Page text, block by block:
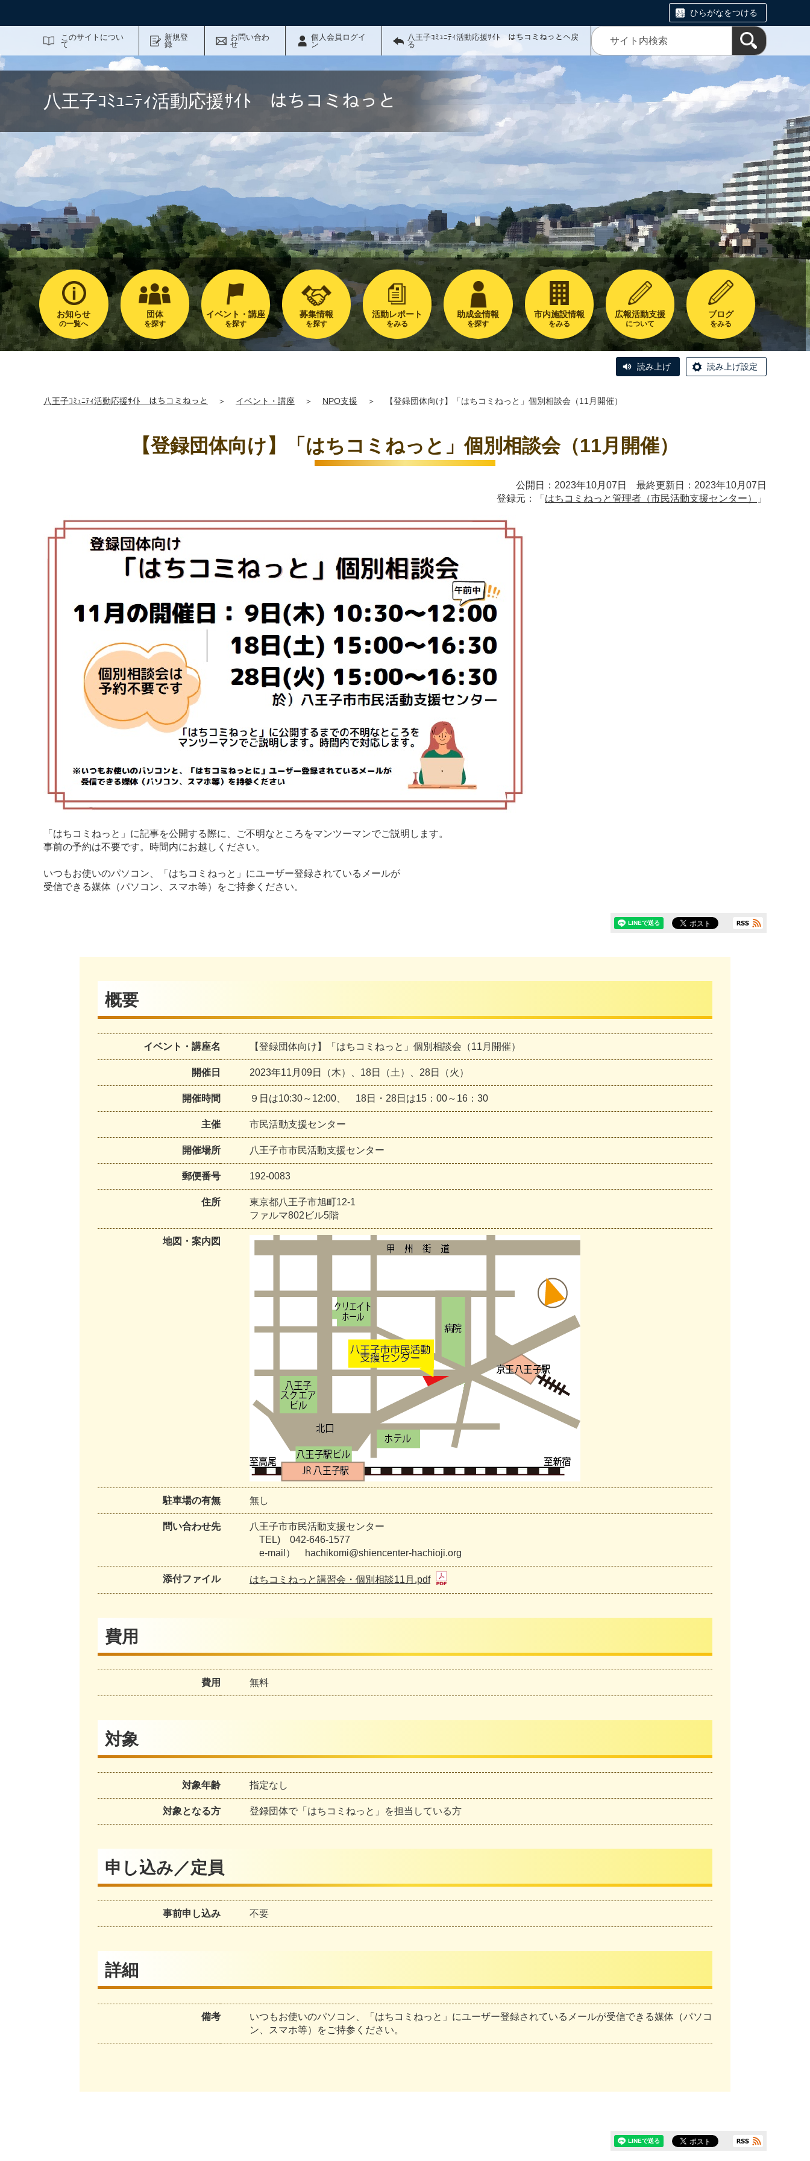
ひらがなをつける
このサイトについ
て
新規登
録
お問い合わ
せ
個人会員ログイ
ン
八王子ｺﾐｭﾆﾃｨ活動応援ｻｲﾄ はちコミねっとへ戻
る
八王子ｺﾐｭﾆﾃｨ活動応援ｻｲﾄ はちコミねっと
お知らせ
の一覧へ
団体
を探す
イベント・講座
を探す
募集情報
を探す
活動レポート
をみる
助成金情報
を探す
市内施設情報
をみる
広報活動支援
について
ブログ
をみる
読み上げ 読み上げ設定
八王子ｺﾐｭﾆﾃｨ活動応援ｻｲﾄ はちコミねっと ＞ イベント・講座 ＞ NPO支援 ＞ 【登録団体向け】「はちコミねっと」個別相談会（11月開催）
【登録団体向け】「はちコミねっと」個別相談会（11月開催）
公開日：2023年10月07日 最終更新日：2023年10月07日
登録元：「 はちコミねっと管理者（市民活動支援センター） 」
「はちコミねっと」に記事を公開する際に、ご不明なところをマンツーマンでご説明します。
事前の予約は不要です。時間内にお越しください。
いつもお使いのパソコン、「はちコミねっと」にユーザー登録されているメールが
受信できる媒体（パソコン、スマホ等）をご持参ください。
概要
イベント・講座名 【登録団体向け】「はちコミねっと」個別相談会（11月開催）
開催日 2023年11月09日（木）、18日（土）、28日（火）
開催時間 ９日は10:30～12:00、 18日・28日は15：00～16：30
主催 市民活動支援センター
開催場所 八王子市市民活動支援センター
郵便番号 192-0083
住所
東京都八王子市旭町12-1
ファルマ802ビル5階
地図・案内図
駐車場の有無 無し
問い合わせ先
八王子市市民活動支援センター
TEL) 042-646-1577
e-mail） hachikomi@shiencenter-hachioji.org
添付ファイル はちコミねっと講習会・個別相談11月.pdf
費用
費用 無料
対象
対象年齢 指定なし
対象となる方 登録団体で「はちコミねっと」を担当している方
申し込み／定員
事前申し込み 不要
詳細
備考
いつもお使いのパソコン、「はちコミねっと」にユーザー登録されているメールが受信できる媒体（パソコ
ン、スマホ等）をご持参ください。